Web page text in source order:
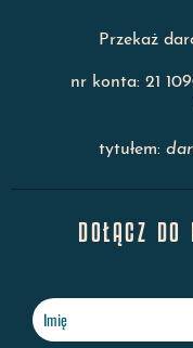
Przekaż
nr konta: 21
tytułem:
DOŁĄCZ DO